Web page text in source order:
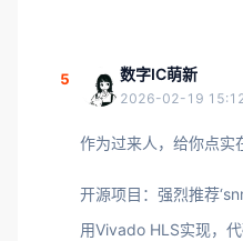
5 数字IC萌新
2026-02-19
作为过来人，给你点实
开源项目：强烈推荐
用Vivado HLS实现，